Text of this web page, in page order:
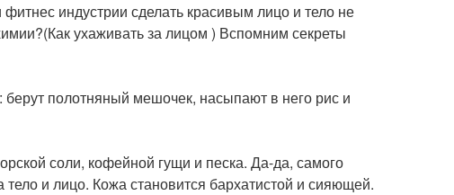
индустрии сделать красивым лицо и тело не
ухаживать за лицом ) Вспомним секреты
берут полотняный мешочек, насыпают в него рис и
соли, кофейной гущи и песка. Да-да, самого
и лицо. Кожа становится бархатистой и сияющей.